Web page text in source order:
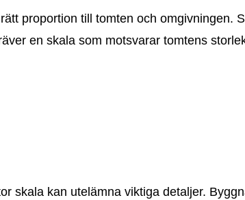
proportion till tomten och omgivningen.
en skala som motsvarar tomtens
skala kan utelämna viktiga detaljer.